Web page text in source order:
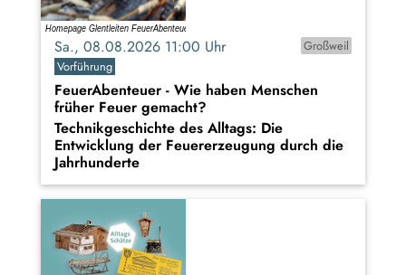
Sa., 08.08.2026 11:00 Uhr
Großweil
Vorführung
FeuerAbenteuer - Wie haben Menschen
früher Feuer gemacht?
Technikgeschichte des Alltags: Die
Entwicklung der Feuererzeugung durch die
Jahrhunderte